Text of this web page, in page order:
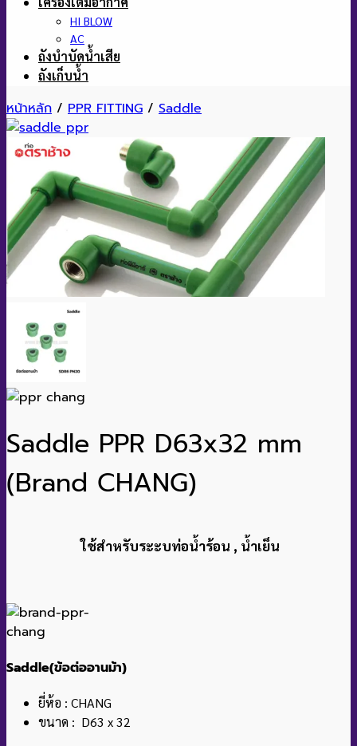
HI BLOW
AC
ถังบำบัดน้ำเสีย
ถังเก็บน้ำ
หน้าหลัก / PPR FITTING / Saddle
Saddle PPR D63x32 mm
(Brand CHANG)
ใช้สำหรับระะบท่อน้ำร้อน , น้ำเย็น
Saddle(ข้อต่ออานม้า)
ยี่ห้อ : CHANG
ขนาด : D63 x 32